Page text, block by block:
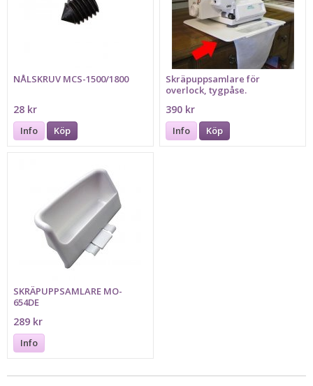
NÅLSKRUV MCS-1500/1800
28 kr
Info Köp
Skräpuppsamlare för
overlock, tygpåse.
390 kr
Info Köp
SKRÄPUPPSAMLARE MO-
654DE
289 kr
Info